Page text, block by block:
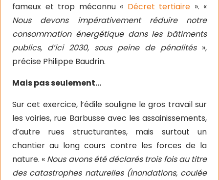
fameux et trop méconnu « Décret tertiaire ». «
Nous devons impérativement réduire notre
consommation énergétique dans les bâtiments
publics, d’ici 2030, sous peine de pénalités»,
précise Philippe Baudrin.
Mais pas seulement…
Sur cet exercice, l’édile souligne le gros travail sur
les voiries, rue Barbusse avec les assainissements,
d’autre rues structurantes, mais surtout un
chantier au long cours contre les forces de la
nature. « Nous avons été déclarés trois fois au titre
des catastrophes naturelles (inondations, coulée